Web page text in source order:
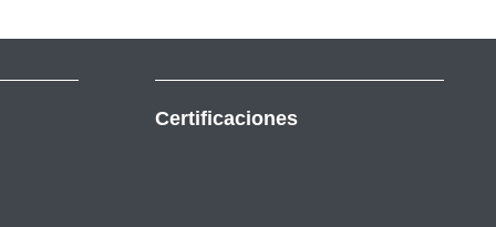
Certificaciones